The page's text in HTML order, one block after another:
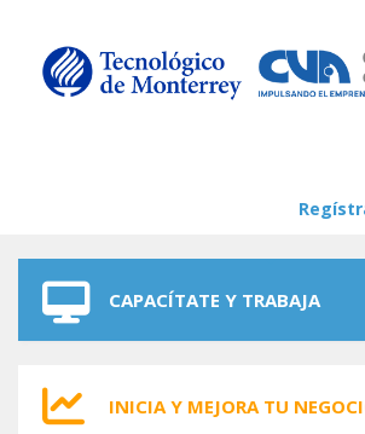
CAPACÍTATE Y TRABAJA
INICIA Y MEJORA TU